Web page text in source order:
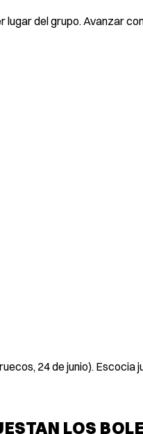
del grupo. Avanzar
24 de junio). Escocia
LOS